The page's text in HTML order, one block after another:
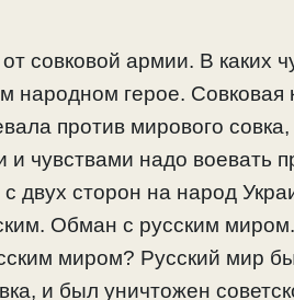
совковой армии. В каких
народном герое. Совковая
против мирового
и чувствами надо воевать
двух сторон на народ
Обман с русским
миром? Русский мир
и был уничтожен